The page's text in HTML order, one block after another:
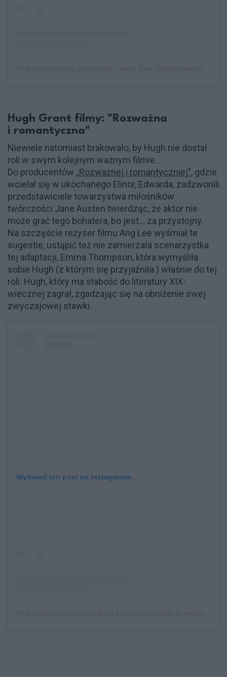
Hugh Grant filmy: "Rozważna
i romantyczna"
Niewiele natomiast brakowało, by Hugh nie dostał
roli w swym kolejnym ważnym filmie.
Do producentów „Rozważnej i romantyczniej", gdzie
wcielał się w ukochanego Elinor, Edwarda, zadzwonili
przedstawiciele towarzystwa miłośników
twórczości Jane Austen twierdząc, że aktor nie
może grać tego bohatera, bo jest... za przystojny.
Na szczęście reżyser filmu Ang Lee wyśmiał te
sugestie, ustąpić też nie zamierzała scenarzystka
tej adaptacji, Emma Thompson, która wymyśliła
sobie Hugh (z którym się przyjaźniła ) właśnie do tej
roli. Hugh, który ma słabość do literatury XIX-
wiecznej zagrał, zgadzając się na obniżenie swej
zwyczajowej stawki.
Wyświetl ten post na Instagramie.